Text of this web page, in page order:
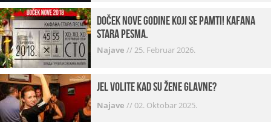
Doček Nove godine koji se pamti! Kafana
Stara pesma.
Najave //25. Februar 2026.
Jel volite kad su žene glavne?
Najave //02. Oktobar 2025.